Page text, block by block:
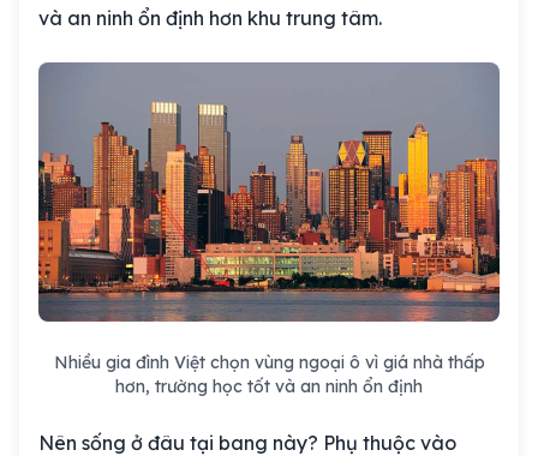
và an ninh ổn định hơn khu trung tâm.
Nhiều gia đình Việt chọn vùng ngoại ô vì giá nhà thấp
hơn, trường học tốt và an ninh ổn định
Nên sống ở đâu tại bang này? Phụ thuộc vào